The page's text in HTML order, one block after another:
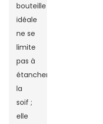
bouteille
idéale
ne se
limite
pas à
étancher
la
soif ;
elle